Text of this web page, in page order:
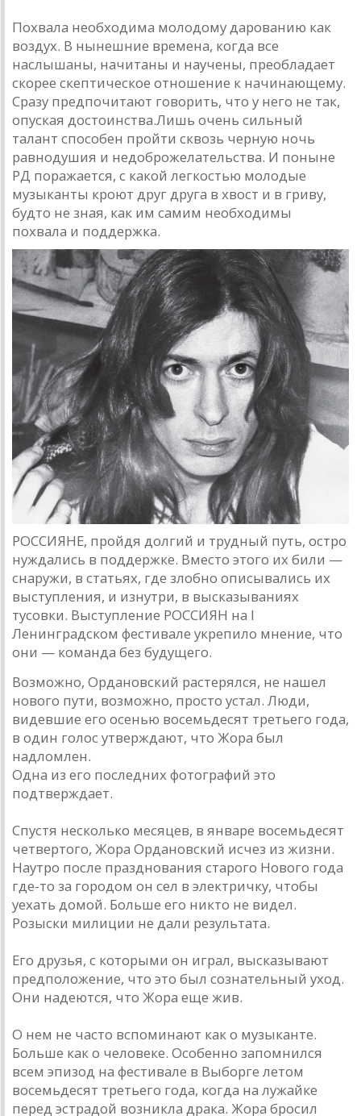
Похвала необходима молодому дарованию как
воздух. В нынешние времена, когда все
наслышаны, начитаны и научены, преобладает
скорее скептическое отношение к начинающему.
Сразу предпочитают говорить, что у него не так,
опуская достоинства.Лишь очень сильный
талант способен пройти сквозь черную ночь
равнодушия и недоброжелательства. И поныне
РД поражается, с какой легкостью молодые
музыканты кроют друг друга в хвост и в гриву,
будто не зная, как им самим необходимы
похвала и поддержка.
РОССИЯНЕ, пройдя долгий и трудный путь, остро
нуждались в поддержке. Вместо этого их били —
снаружи, в статьях, где злобно описывались их
выступления, и изнутри, в высказываниях
тусовки. Выступление РОССИЯН на I
Ленинградском фестивале укрепило мнение, что
они — команда без будущего.
Возможно, Ордановский растерялся, не нашел
нового пути, возможно, просто устал. Люди,
видевшие его осенью восемьдесят третьего года,
в один голос утверждают, что Жора был
надломлен.
Одна из его последних фотографий это
подтверждает.
Спустя несколько месяцев, в январе восемьдесят
четвертого, Жора Ордановский исчез из жизни.
Наутро после празднования старого Нового года
где-то за городом он сел в электричку, чтобы
уехать домой. Больше его никто не видел.
Розыски милиции не дали результата.
Его друзья, с которыми он играл, высказывают
предположение, что это был сознательный уход.
Они надеются, что Жора еще жив.
О нем не часто вспоминают как о музыканте.
Больше как о человеке. Особенно запомнился
всем эпизод на фестивале в Выборге летом
восемьдесят третьего года, когда на лужайке
перед эстрадой возникла драка. Жора бросил